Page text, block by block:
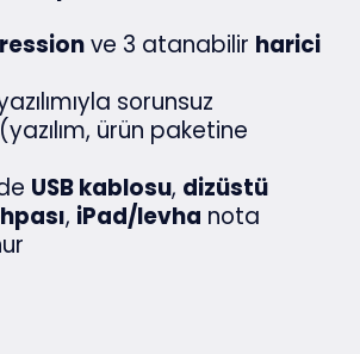
ve 3 atanabilir harici
sorunsuz
ürün paketine
USB kablosu, dizüstü
, iPad/levha nota